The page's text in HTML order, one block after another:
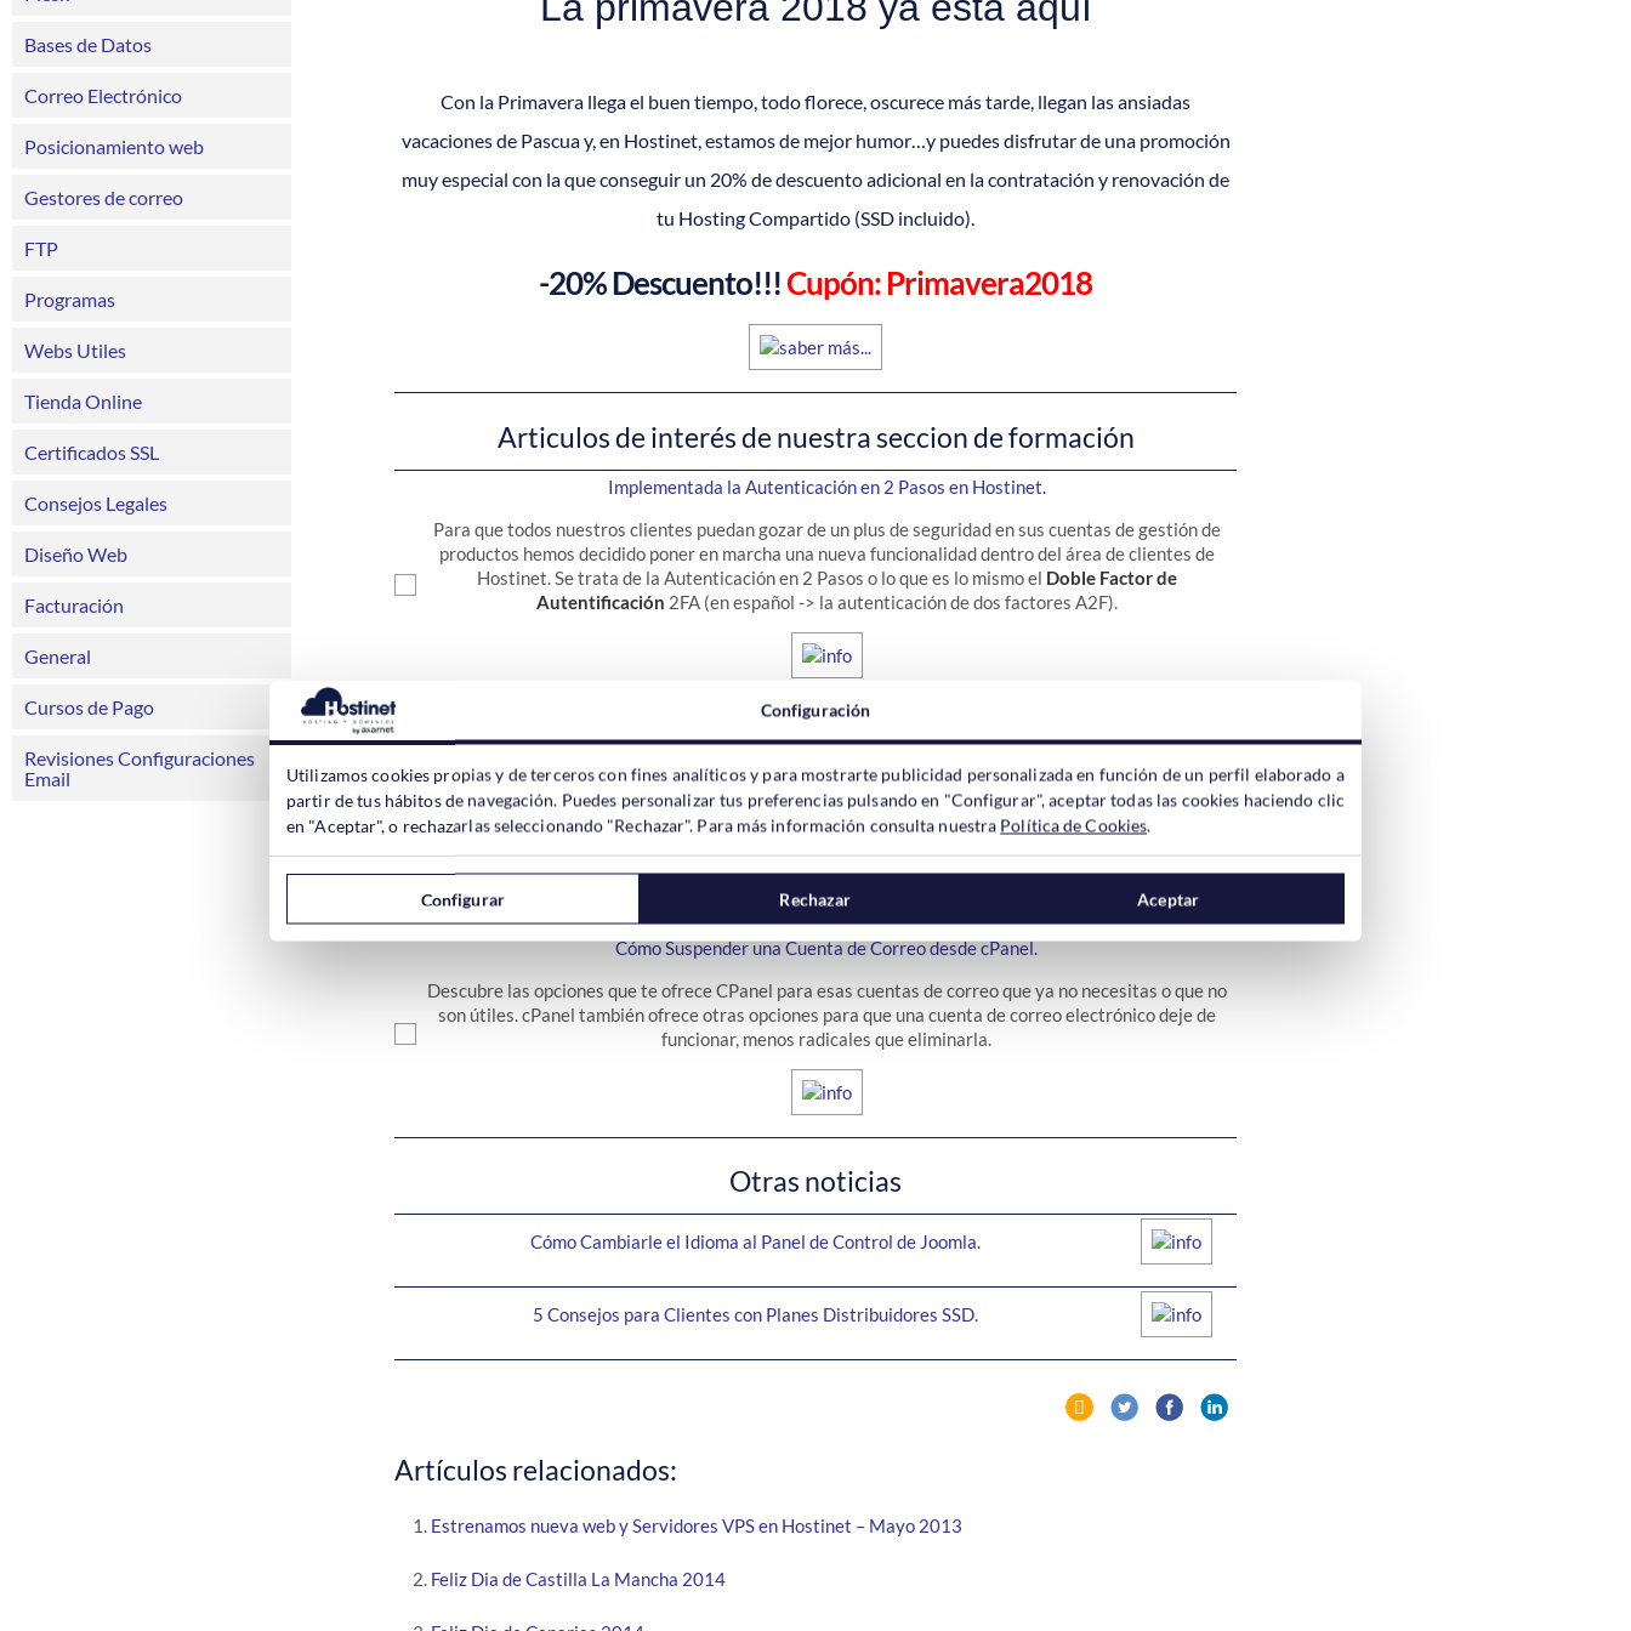
Bases de Datos
Correo Electrónico
Posicionamiento web
Gestores de correo
FTP
Programas
Webs Utiles
Tienda Online
Certificados SSL
Consejos Legales
Diseño Web
Facturación
General
Cursos de Pago
Revisiones Configuraciones
Email
Con la Primavera llega el buen tiempo, todo florece, oscurece más tarde, llegan las ansiadas
vacaciones de Pascua y, en Hostinet, estamos de mejor humor…y puedes disfrutar de una promoción
muy especial con la que conseguir un 20% de descuento adicional en la contratación y renovación de
tu Hosting Compartido (SSD incluido).
-20% Descuento!!!Cupón: Primavera2018
Articulos de interés de nuestra seccion de formación
Implementada la Autenticación en 2 Pasos en Hostinet.
Para que todos nuestros clientes puedan gozar de un plus de seguridad en sus cuentas de gestión de
productos hemos decidido poner en marcha una nueva funcionalidad dentro del área de clientes de
Hostinet. Se trata de la Autenticación en 2 Pasos o lo que es lo mismo el Doble Factor de
Autentificación 2FA (en español -> la autenticación de dos factores A2F).
Cómo Desactivar Cosas Innecesarias en WordPress.
son imprescindible para que el sitio web funcione correctamente, pero si que consumen recursos, lo que
puede acarrear problemas de velocidad o llegar al límite de los recursos que nuestros hosting tenga
asignados.Descubre como desactivar lo que no necesitas.
Cómo Suspender una Cuenta de Correo desde cPanel.
Descubre las opciones que te ofrece CPanel para esas cuentas de correo que ya no necesitas o que no
son útiles. cPanel también ofrece otras opciones para que una cuenta de correo electrónico deje de
funcionar, menos radicales que eliminarla.
Otras noticias
Cómo Cambiarle el Idioma al Panel de Control de Joomla.
5 Consejos para Clientes con Planes Distribuidores SSD.
Artículos relacionados:
Estrenamos nueva web y Servidores VPS en Hostinet – Mayo 2013
Feliz Dia de Castilla La Mancha 2014
Configuración
Utilizamos cookies propias y de terceros con fines analíticos y para mostrarte publicidad personalizada en función de un perfil elaborado a
partir de tus hábitos de navegación. Puedes personalizar tus preferencias pulsando en "Configurar", aceptar todas las cookies haciendo clic
en "Aceptar", o rechazarlas seleccionando "Rechazar". Para más información consulta nuestra Política de Cookies.
Configurar Rechazar Aceptar